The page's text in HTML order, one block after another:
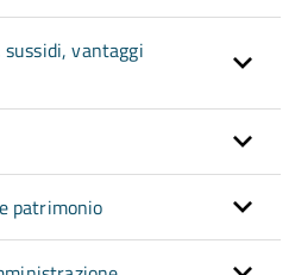
vantaggi
patrimonio